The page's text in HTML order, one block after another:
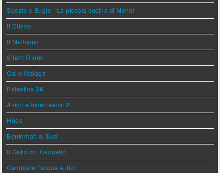
Spezie e Bugie - La piccola cucina di Mehdi
Il Cileno
Il Malloppo
Silent Friend
Calle Malaga
Palestina 36
Amori e Incantesimi 2
Hope
Bentornati al Sud
Il Gatto col Cappello
Cambiare l'acqua ai fiori